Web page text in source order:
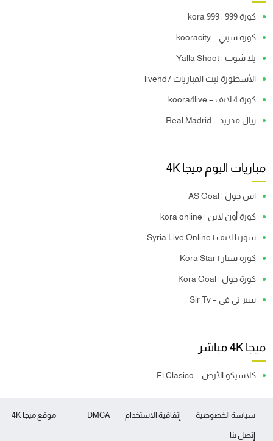
كورة 999 | kora 999
كورة سيتي – kooracity
يلا شوت | Yalla Shoot
الأسطورة لبث المباريات livehd7
كورة 4 لايف – koora4live
ريال مدريد – Real Madrid
مباريات اليوم ميجا 4K
اس جول | AS Goal
كورة أون لاين | kora online
سوريا لايف | Syria Live Online
كورة ستار | Kora Star
كورة جول | Kora Goal
سير تي في – Sir Tv
ميجا 4K مباشر
كلاسيكو الأرض – El Clasico
موقع ميجا 4K سياسة الخصوصية إتفاقية الاستخدام DMCA
إتصل بنا